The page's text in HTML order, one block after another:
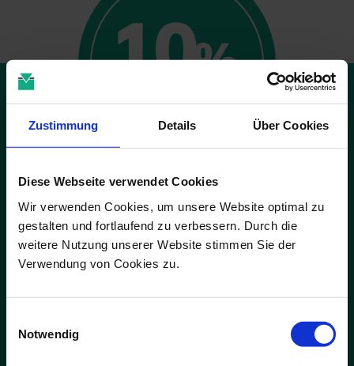
Zustimmung Details Über Cookies
Diese Webseite verwendet Cookies
Wir verwenden Cookies, um unsere Website optimal zu
gestalten und fortlaufend zu verbessern. Durch die
weitere Nutzung unserer Website stimmen Sie der
Verwendung von Cookies zu.
Notwendig
10%
ADS-Newsmail
Melden Sie sich jetzt für unsere kostenfreie ADS-Newsmail an und
sichern Sie sich einmalig10 % Rabattauf Ihren Online-Einkauf.
JETZT GUTSCHEIN SICHERN
Die Abmeldung ist jederzeit möglich. Es gelten die Bedingungen zum